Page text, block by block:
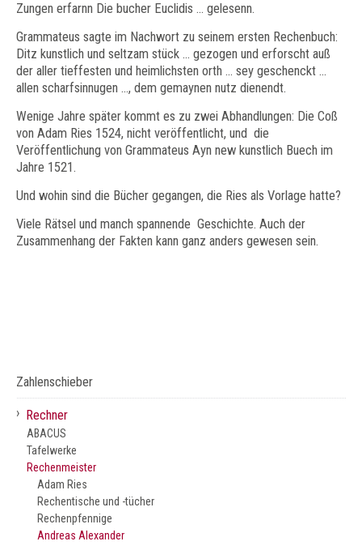
Zungen erfarnn Die bucher Euclidis ... gelesenn.
Grammateus sagte im Nachwort zu seinem ersten Rechenbuch:
Ditz kunstlich und seltzam stück ... gezogen und erforscht auß
der aller tieffesten und heimlichsten orth ... sey geschenckt ...
allen scharfsinnugen ..., dem gemaynen nutz dienendt.
Wenige Jahre später kommt es zu zwei Abhandlungen: Die Coß
von Adam Ries 1524, nicht veröffentlicht, und die
Veröffentlichung von Grammateus Ayn new kunstlich Buech im
Jahre 1521.
Und wohin sind die Bücher gegangen, die Ries als Vorlage hatte?
Viele Rätsel und manch spannende Geschichte. Auch der
Zusammenhang der Fakten kann ganz anders gewesen sein.
Zahlenschieber
› Rechner
ABACUS
Tafelwerke
Rechenmeister
Adam Ries
Rechentische und -tücher
Rechenpfennige
Andreas Alexander